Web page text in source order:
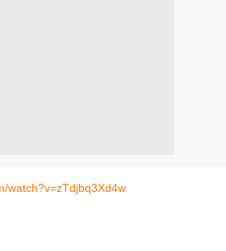
watch?v=zTdjbq3Xd4w